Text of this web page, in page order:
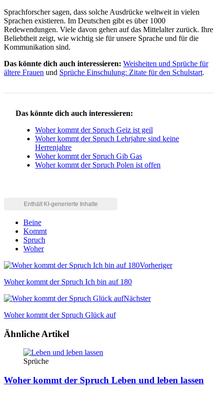
Sprachforscher sagen, dass solche Ausdrücke weltweit in vielen
Sprachen existieren. Im Deutschen gibt es über 1000
Redewendungen. Viele davon gehen auf das Mittelalter zurück. Ihre
Beliebtheit zeigt, wie wichtig sie für unsere Sprache und für die
Kommunikation sind.
Das könnte dich auch interessieren: Weisheiten und Sprüche für
ältere Frauen und Sprüche Einschulung: Zitate für den Schulstart.
Das könnte dich auch interessieren:
Woher kommt der Spruch Geiz ist geil
Woher kommt der Spruch Lehrjahre sind keine
Herrenjahre
Woher kommt der Spruch Gib Gas
Woher kommt der Spruch Polen ist offen
Beine
Kommt
Spruch
Woher
Vorheriger
Woher kommt der Spruch Ich bin auf 180
Nächster
Woher kommt der Spruch Glück auf
Ähnliche Artikel
Sprüche
Woher kommt der Spruch Leben und leben lassen